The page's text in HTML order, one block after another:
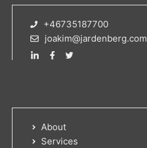
+46735187700
joakim@jardenberg.com
About
Services